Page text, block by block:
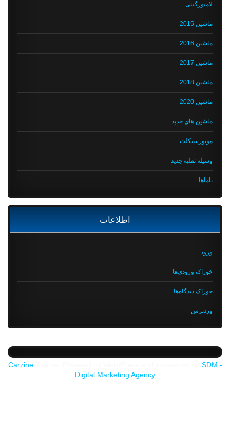
لامبورگینی
ماشین 2015
ماشین 2016
ماشین 2017
ماشین 2018
ماشین 2020
ماشین های جدید
موتورسیکلت
وسیله نقلیه جدید
یاماها
اطلاعات
ورود
خوراک ورودی‌ها
خوراک دیدگاه‌ها
وردپرس
Carzine Theme, Powered by WordPress and sponsored bySDM -
Digital Marketing Agency